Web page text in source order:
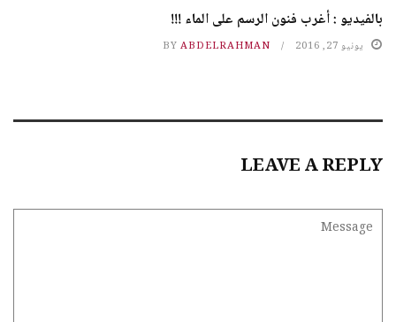
بالفيديو : أغرب فنون الرسم على الماء !!!
يونيو 27, 2016 BY ABDELRAHMAN
LEAVE A REPLY